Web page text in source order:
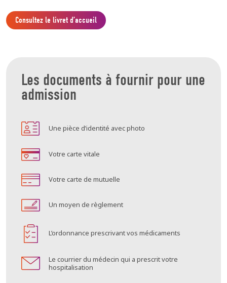
Consultez le livret d’accueil
Les documents à fournir pour une
admission
Une pièce d’identité avec photo
Votre carte vitale
Votre carte de mutuelle
Un moyen de règlement
L’ordonnance prescrivant vos médicaments
Le courrier du médecin qui a prescrit votre
hospitalisation